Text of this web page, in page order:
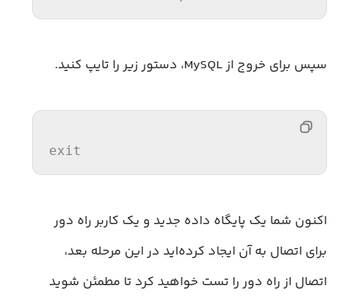
سپس برای خروج از MySQL، دستور زیر را تایپ کنید.
exit
اکنون شما یک پایگاه داده جدید و یک کاربر راه دور
برای اتصال به آن ایجاد کرده‌اید در این مرحله بعد،
اتصال از راه دور را تست خواهید کرد تا مطمئن شوید